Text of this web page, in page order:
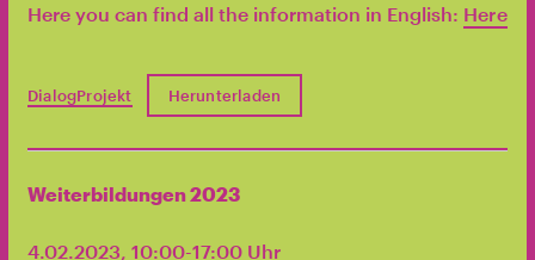
Here you can find all the information in English: Here
DialogProjekt Herunterladen
Weiterbildungen 2023
4.02.2023, 10:00-17:00 Uhr